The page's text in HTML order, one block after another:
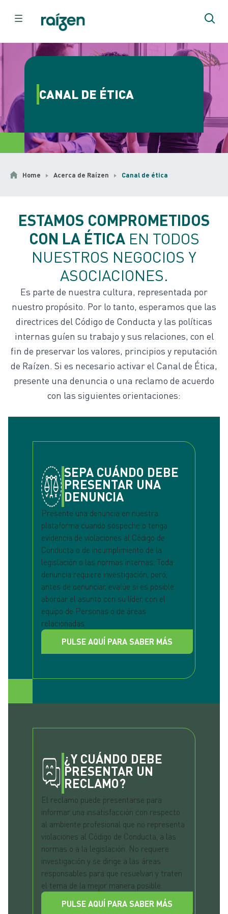
CANAL DE ÉTICA
Home Acerca de Raízen Canal de ética
ESTAMOS COMPROMETIDOS
CON LA ÉTICA EN TODOS
NUESTROS NEGOCIOS Y
ASOCIACIONES.
Es parte de nuestra cultura, representada por
nuestro propósito. Por lo tanto, esperamos que las
directrices del Código de Conducta y las políticas
internas guíen su trabajo y sus relaciones, con el
fin de preservar los valores, principios y reputación
de Raízen. Si es necesario activar el Canal de Ética,
presente una denuncia o una reclamo de acuerdo
con las siguientes orientaciones:
SEPA CUÁNDO DEBE
PRESENTAR UNA
DENUNCIA
Presente una denuncia en nuestra
plataforma cuando sospeche o tenga
evidencia de violaciones al Código de
Conducta o de incumplimiento de la
legislación o las normas internas. Toda
denuncia requiere investigación, pero,
antes de denunciar, evalúe si es posible
abordar el asunto con su líder, con el
equipo de Personas o de áreas
relacionadas.
PULSE AQUÍ PARA SABER MÁS
¿Y CUÁNDO DEBE
PRESENTAR UN
RECLAMO?
El reclamo puede presentarse para
informar una insatisfacción con respecto
al ambiente profesional que no representa
violaciones al Código de Conducta, a las
normas o a la legislación. No requiere
investigación y se dirige a las áreas
responsables para que resuelvan y traten
el tema de la mejor manera posible.
PULSE AQUÍ PARA SABER MÁS